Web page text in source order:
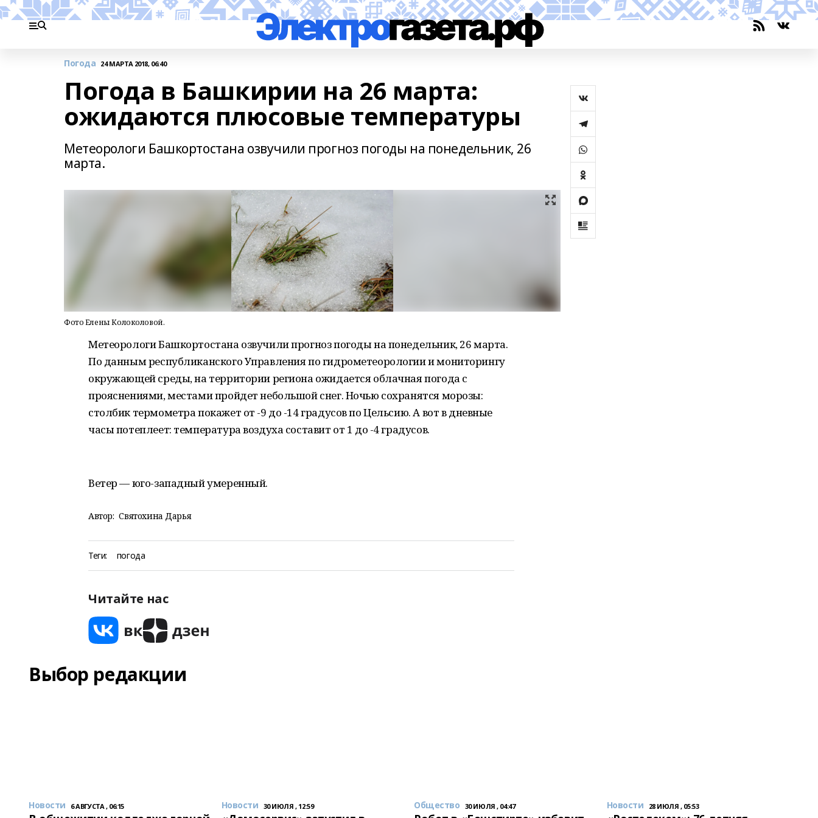
Погода 24 МАРТА 2018, 06:40
Погода в Башкирии на 26 марта:
ожидаются плюсовые температуры
Метеорологи Башкортостана озвучили прогноз погоды на понедельник, 26
марта.
Фото Елены Колоколовой.
Метеорологи Башкортостана озвучили прогноз погоды на понедельник, 26 марта.
По данным республиканского Управления по гидрометеорологии и мониторингу
окружающей среды, на территории региона ожидается облачная погода с
прояснениями, местами пройдет небольшой снег. Ночью сохранятся морозы:
столбик термометра покажет от -9 до -14 градусов по Цельсию. А вот в дневные
часы потеплеет: температура воздуха составит от 1 до -4 градусов.
Ветер — юго-западный умеренный.
Автор: Святохина Дарья
Теги: погода
Читайте нас
Выбор редакции
Новости 6 АВГУСТА , 06:15 Новости 30 ИЮЛЯ , 12:59 Общество 30 ИЮЛЯ , 04:47 Новости 28 ИЮЛЯ , 05:53